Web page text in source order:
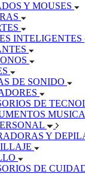
Y MOUSES
INTELIGENTES
DE SONIDO
DE
Y
DE